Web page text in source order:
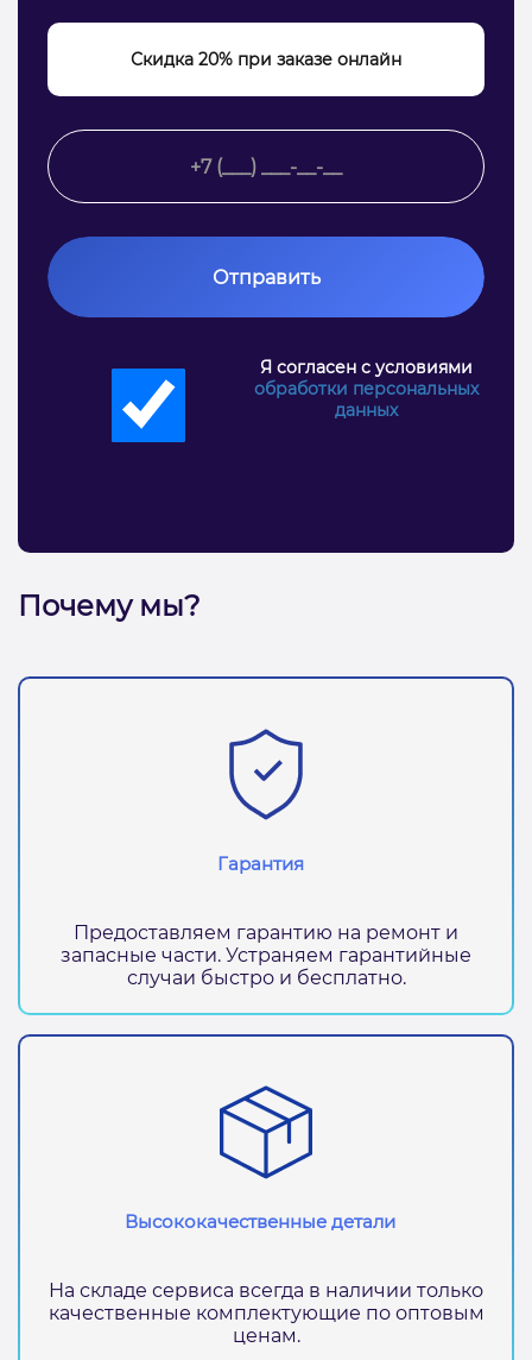
Скидка 20% при заказе онлайн
Отправить
Я согласен с условиями
обработки персональных
данных
Почему мы?
Гарантия
Предоставляем гарантию на ремонт и
запасные части. Устраняем гарантийные
случаи быстро и бесплатно.
Высококачественные детали
На складе сервиса всегда в наличии только
качественные комплектующие по оптовым
ценам.